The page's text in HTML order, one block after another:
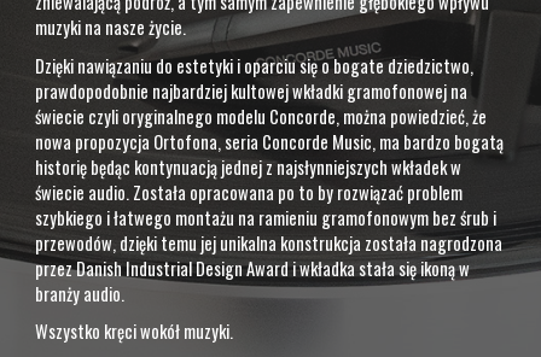
muzyki na nasze życie.
Dzięki nawiązaniu do estetyki i oparciu się o bogate dziedzictwo,
prawdopodobnie najbardziej kultowej wkładki gramofonowej na
świecie czyli oryginalnego modelu Concorde, można powiedzieć, że
nowa propozycja Ortofona, seria Concorde Music, ma bardzo bogatą
historię będąc kontynuacją jednej z najsłynniejszych wkładek w
świecie audio. Została opracowana po to by rozwiązać problem
szybkiego i łatwego montażu na ramieniu gramofonowym bez śrub i
przewodów, dzięki temu jej unikalna konstrukcja została nagrodzona
przez Danish Industrial Design Award i wkładka stała się ikoną w
branży audio.
Wszystko kręci wokół muzyki.